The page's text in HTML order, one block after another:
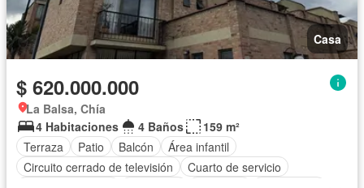
Casa
$ 620.000.000
La Balsa, Chía
4 Habitaciones
4 Baños
159 m²
Terraza
Patio Balcón
Área infantil
Circuito cerrado de televisión
Cuarto de servicio